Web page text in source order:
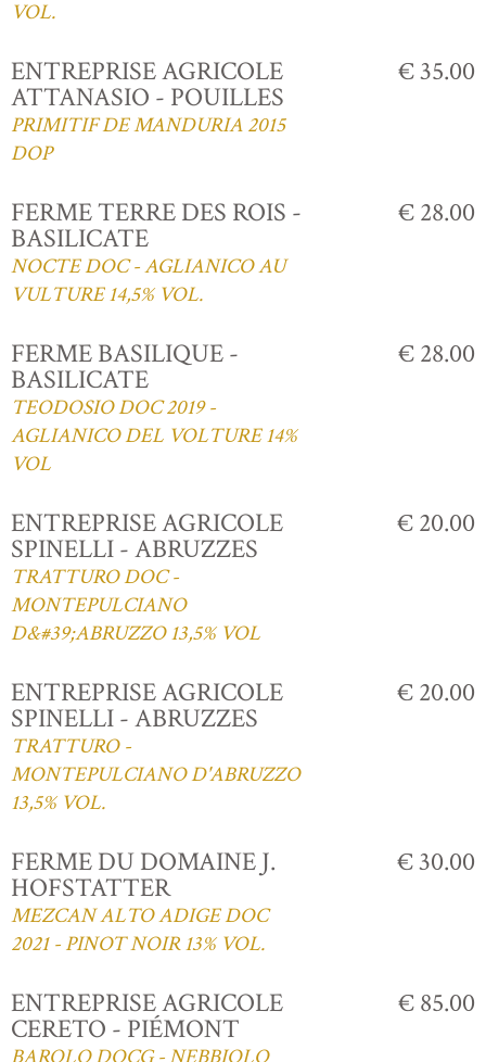
VOL.
ENTREPRISE AGRICOLE
ATTANASIO - POUILLES
PRIMITIF DE MANDURIA 2015
DOP
€ 35.00
FERME TERRE DES ROIS -
BASILICATE
NOCTE DOC - AGLIANICO AU
VULTURE 14,5% VOL.
€ 28.00
FERME BASILIQUE -
BASILICATE
TEODOSIO DOC 2019 -
AGLIANICO DEL VOLTURE 14%
VOL
€ 28.00
ENTREPRISE AGRICOLE
SPINELLI - ABRUZZES
TRATTURO DOC -
MONTEPULCIANO
D&#39;ABRUZZO 13,5% VOL
€ 20.00
ENTREPRISE AGRICOLE
SPINELLI - ABRUZZES
TRATTURO -
MONTEPULCIANO D'ABRUZZO
13,5% VOL.
€ 20.00
FERME DU DOMAINE J.
HOFSTATTER
MEZCAN ALTO ADIGE DOC
2021 - PINOT NOIR 13% VOL.
€ 30.00
ENTREPRISE AGRICOLE
CERETO - PIÉMONT
€ 85.00